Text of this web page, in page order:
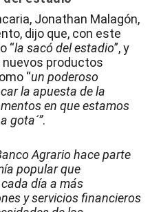
Jonathan Malagón,
dijo que, con este
“la sacó del estadio”, y
productos
“un poderoso
la apuesta de la
en que estamos
gota´”.
Agrario hace parte
popular que
día a más
y servicios financieros